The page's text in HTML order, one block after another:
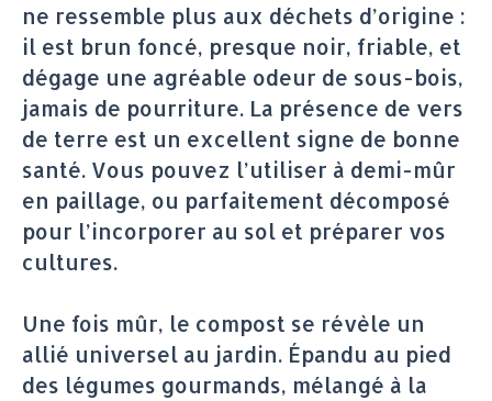
ne ressemble plus aux déchets d’origine :
il est brun foncé, presque noir, friable, et
dégage une agréable odeur de sous-bois,
jamais de pourriture. La présence de vers
de terre est un excellent signe de bonne
santé. Vous pouvez l’utiliser à demi-mûr
en paillage, ou parfaitement décomposé
pour l’incorporer au sol et préparer vos
cultures.
Une fois mûr, le compost se révèle un
allié universel au jardin. Épandu au pied
des légumes gourmands, mélangé à la